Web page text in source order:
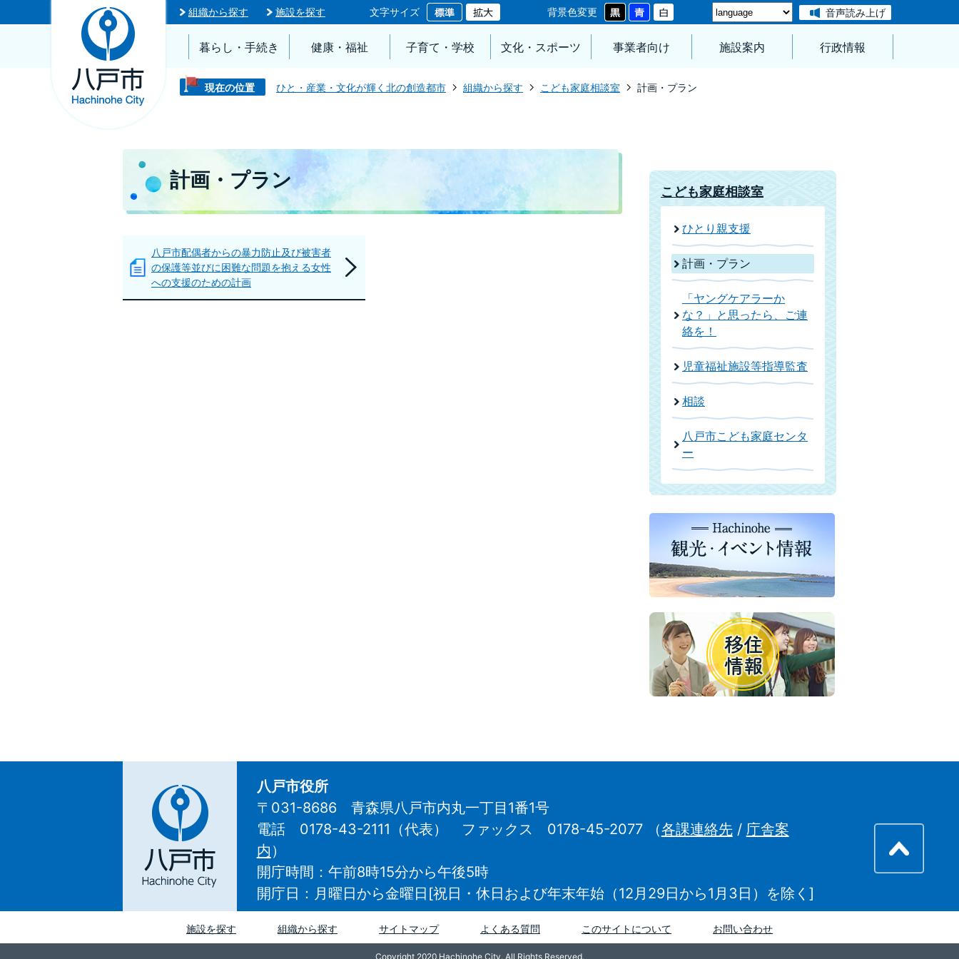
組織から探す 施設を探す 文字サイズ 背景色変更 音声読み上げ
暮らし・手続き 健康・福祉 子育て・学校 文化・スポーツ 事業者向け 施設案内 行政情報
現在の位置 ひと・産業・文化が輝く北の創造都市 組織から探す こども家庭相談室 計画・プラン
計画・プラン
八戸市配偶者からの暴力防止及び被害者
の保護等並びに困難な問題を抱える女性
への支援のための計画
こども家庭相談室
ひとり親支援
計画・プラン
「ヤングケアラーか
な？」と思ったら、ご連
絡を！
児童福祉施設等指導監査
相談
八戸市こども家庭センタ
ー
八
戸
市
Hachinohe
八戸市役所
〒031-8686 青森県八戸市内丸一丁目1番1号
電話 0178-43-2111（代表） ファックス 0178-45-2077（各課連絡先/ 庁舎案
内 ）
開庁時間：午前8時15分から午後5時
開庁日：月曜日から金曜日[祝日・休日および年末年始（12月29日から1月3日）を除く]
施設を探す 組織から探す サイトマップ よくある質問 このサイトについて お問い合わせ
Copyright 2020 Hachinohe City. All Rights Reserved.